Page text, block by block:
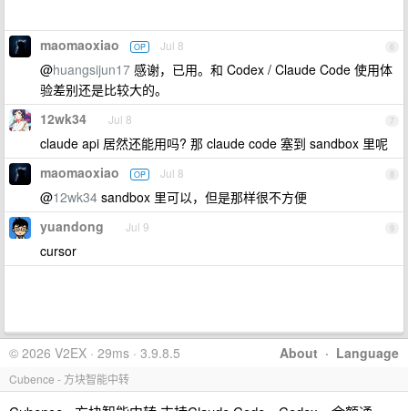
6
maomaoxiao OP Jul 8
@huangsijun17 感谢，已用。和 Codex / Claude Code 使用体
验差别还是比较大的。
7
12wk34 Jul 8
claude api 居然还能用吗? 那 claude code 塞到 sandbox 里呢
8
maomaoxiao OP Jul 8
@12wk34 sandbox 里可以，但是那样很不方便
9
yuandong Jul 9
cursor
About · Language
© 2026 V2EX · 29ms · 3.9.8.5
Cubence - 方块智能中转